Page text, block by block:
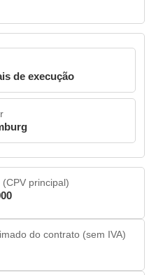
de execução
principal)
do contrato (sem IVA)